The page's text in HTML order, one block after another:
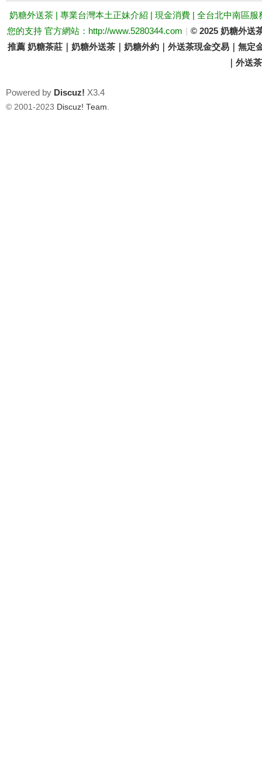
奶糖外送茶 | 專業台灣本土正妹介紹 | 現金消費 | 全台北中南區
您的支持 官方網站：http://www.5280344.com | © 2025 奶糖外送
推薦 奶糖茶莊｜奶糖外送茶｜奶糖外約｜外送茶現金交易｜無
｜外送
Powered by Discuz! X3.4
© 2001-2023 Discuz! Team.